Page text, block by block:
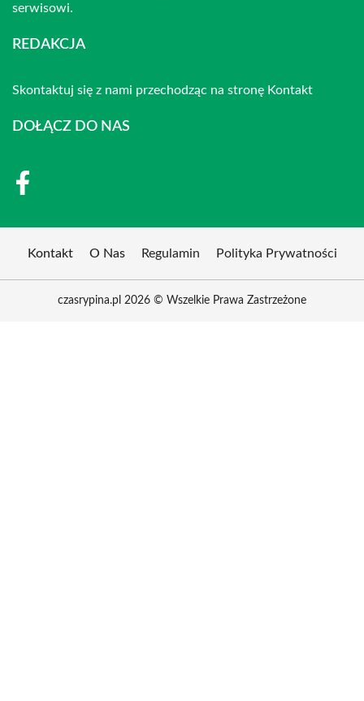
serwisowi.
REDAKCJA
Skontaktuj się z nami przechodząc na stronę Kontakt
DOŁĄCZ DO NAS
Kontakt O Nas Regulamin Polityka Prywatności
czasrypina.pl 2026 © Wszelkie Prawa Zastrzeżone